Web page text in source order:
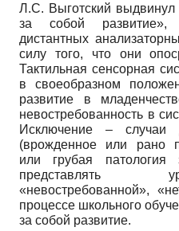
Л.С. Выготский
за собой
дистантных
силу того, что они
Тактильная сенсорная
в своеобразном
развитие в
невостребованность в
Исключение – случаи
(врожденное или рано
или грубая патология
представлять
«невостребованной»,
процессе школьного
за собой развитие.